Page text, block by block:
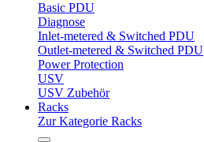
Basic PDU
Diagnose
Inlet-metered & Switched PDU
Outlet-metered & Switched PDU
Power Protection
USV
USV Zubehör
Racks
Zur Kategorie Racks